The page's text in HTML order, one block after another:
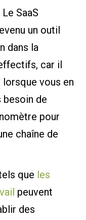
SaaS
un outil
dans la
car il
lorsque vous en
besoin de
pour
chaîne de
que les
peuvent
des